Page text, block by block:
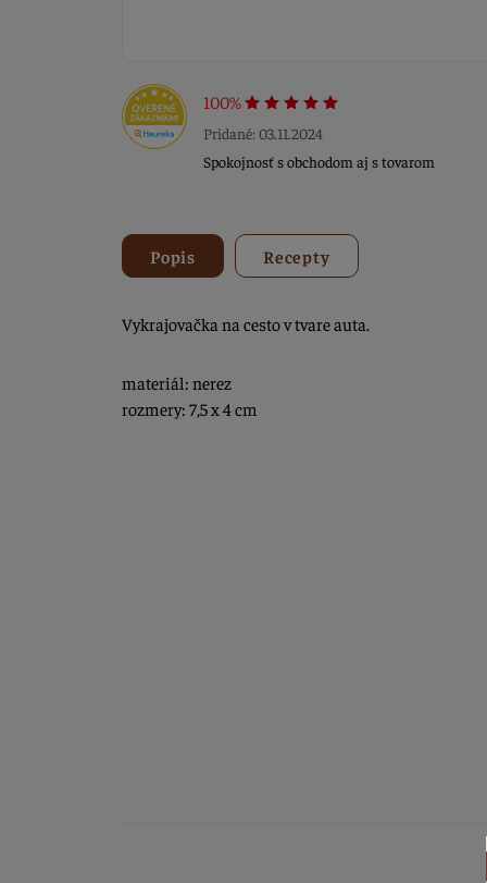
100%
Pridané: 03.11.2024
Spokojnosť s obchodom aj s tovarom
Popis Recepty
Vykrajovačka na cesto v tvare auta.
materiál: nerez
rozmery: 7,5 x 4 cm